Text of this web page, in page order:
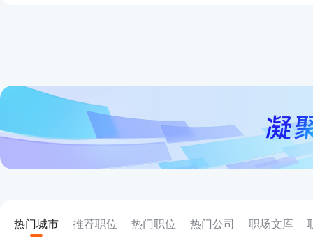
热门城市 推荐职位 热门职位 热门公司 职场文库